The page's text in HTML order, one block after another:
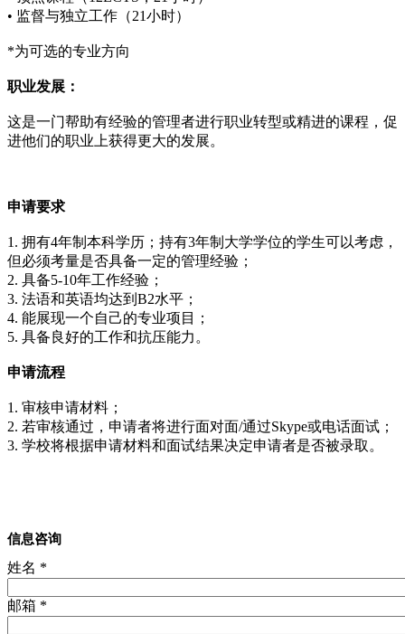
• 监督与独立工作（21小时）
*为可选的专业方向
职业发展：
这是一门帮助有经验的管理者进行职业转型或精进的课程，促
进他们的职业上获得更大的发展。
申请要求
1. 拥有4年制本科学历；持有3年制大学学位的学生可以考虑，
但必须考量是否具备一定的管理经验；
2. 具备5-10年工作经验；
3. 法语和英语均达到B2水平；
4. 能展现一个自己的专业项目；
5. 具备良好的工作和抗压能力。
申请流程
1. 审核申请材料；
2. 若审核通过，申请者将进行面对面/通过Skype或电话面试；
3. 学校将根据申请材料和面试结果决定申请者是否被录取。
信息咨询
姓名 *
邮箱 *